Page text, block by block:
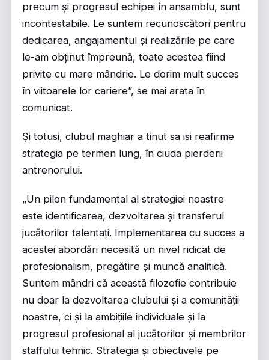
precum și progresul echipei în ansamblu, sunt
incontestabile. Le suntem recunoscători pentru
dedicarea, angajamentul și realizările pe care
le-am obținut împreună, toate acestea fiind
privite cu mare mândrie. Le dorim mult succes
în viitoarele lor cariere”, se mai arata în
comunicat.
Și totusi, clubul maghiar a tinut sa isi reafirme
strategia pe termen lung, în ciuda pierderii
antrenorului.
„Un pilon fundamental al strategiei noastre
este identificarea, dezvoltarea și transferul
jucătorilor talentați. Implementarea cu succes a
acestei abordări necesită un nivel ridicat de
profesionalism, pregătire și muncă analitică.
Suntem mândri că această filozofie contribuie
nu doar la dezvoltarea clubului și a comunității
noastre, ci și la ambițiile individuale și la
progresul profesional al jucătorilor și membrilor
staffului tehnic. Strategia și obiectivele pe